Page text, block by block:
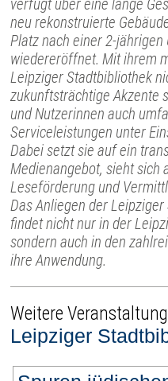
verfügt über eine lange
neu rekonstruierte
Platz nach einer 2-jährigen
wiedereröffnet. Mit ihrem
Leipziger Stadtbibliothek
zukunftsträchtige Akzente
und Nutzerinnen auch
Serviceleistungen unter
Dabei setzt sie auf ein
Medienangebot, sieht sich
Leseförderung und
Das Anliegen der
findet nicht nur in der
sondern auch in den
ihre Anwendung.
Weitere
Leipziger